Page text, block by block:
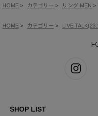
HOME カテゴリー リング MEN
HOME カテゴリー LIVE
SHOP LIST